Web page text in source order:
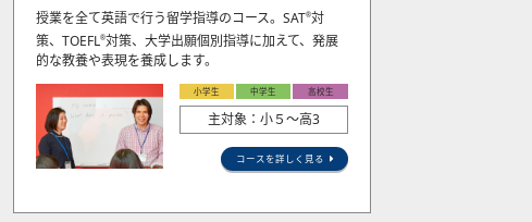
授業を全て英語で行う留学指導のコース。SAT®対
策、TOEFL®対策、大学出願個別指導に加えて、発展
的な教養や表現を養成します。
小学生 中学生 高校生
主対象：小５〜高3
コースを詳しく見る